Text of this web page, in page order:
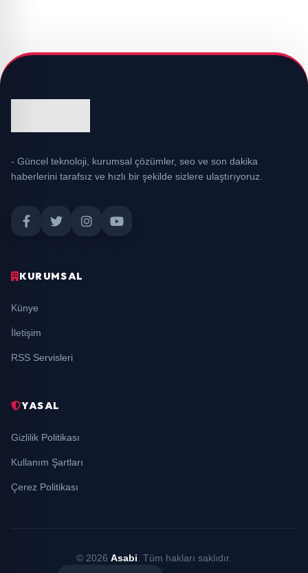
- Güncel teknoloji, kurumsal çözümler, seo ve son dakika
haberlerini tarafsız ve hızlı bir şekilde sizlere ulaştırıyoruz.
KURUMSAL
Künye
İletişim
RSS Servisleri
YASAL
Gizlilik Politikası
Kullanım Şartları
Çerez Politikası
© 2026 Asabi . Tüm hakları saklıdır.